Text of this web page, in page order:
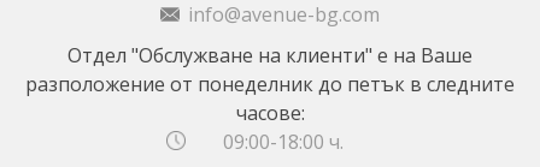
info@avenue-bg.com
Отдел "Обслужване на клиенти" е на Ваше
разположение от понеделник до петък в следните
часове:
09:00-18:00 ч.